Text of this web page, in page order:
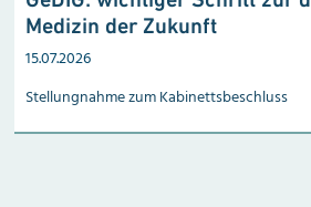
Medizin der Zukunft
15.07.2026
Stellungnahme zum Kabinetts­beschluss